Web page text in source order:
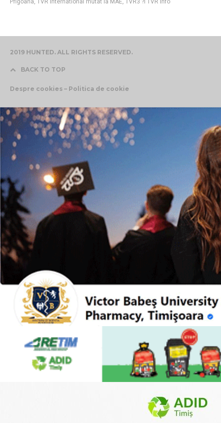
Prigoana, TVR International mutat la MAE, TVR3 ?i TVR Info
2019 HUNTED. ALL RIGHTS RESERVED.
BACK TO TOP
Despre cookies – Politica de cookie